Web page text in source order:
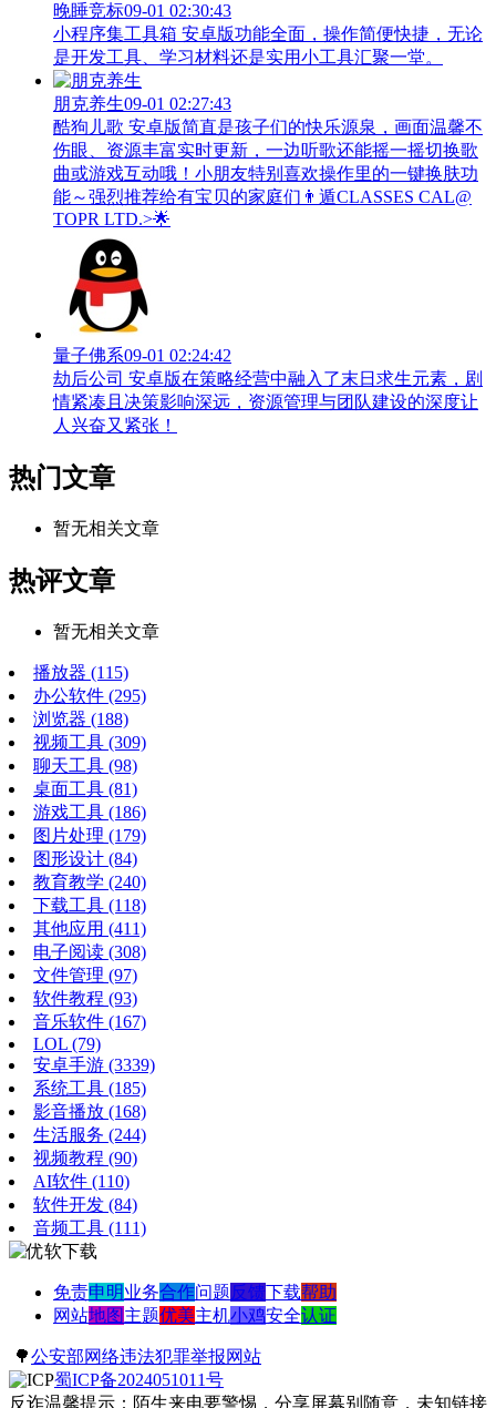
晚睡竞标09-01 02:30:43
小程序集工具箱 安卓版功能全面，操作简便快捷，无论
是开发工具、学习材料还是实用小工具汇聚一堂。
朋克养生09-01 02:27:43
酷狗儿歌 安卓版简直是孩子们的快乐源泉，画面温馨不
伤眼、资源丰富实时更新，一边听歌还能摇一摇切换歌
曲或游戏互动哦！小朋友特别喜欢操作里的一键换肤功
能～强烈推荐给有宝贝的家庭们👨‍遁️CLASSES CAL@
TOPR LTD.>🌟
量子佛系09-01 02:24:42
劫后公司 安卓版在策略经营中融入了末日求生元素，剧
情紧凑且决策影响深远，资源管理与团队建设的深度让
人兴奋又紧张！
热门文章
暂无相关文章
热评文章
暂无相关文章
播放器 (115)
办公软件 (295)
浏览器 (188)
视频工具 (309)
聊天工具 (98)
桌面工具 (81)
游戏工具 (186)
图片处理 (179)
图形设计 (84)
教育教学 (240)
下载工具 (118)
其他应用 (411)
电子阅读 (308)
文件管理 (97)
软件教程 (93)
音乐软件 (167)
LOL (79)
安卓手游 (3339)
系统工具 (185)
影音播放 (168)
生活服务 (244)
视频教程 (90)
AI软件 (110)
软件开发 (84)
音频工具 (111)
免责申明业务合作问题反馈下载帮助
网站地图 主题优美主机小鸡安全认证
🌳公安部网络违法犯罪举报网站
蜀ICP备2024051011号
反诈温馨提示：陌生来电要警惕，分享屏幕别随意，未知链接